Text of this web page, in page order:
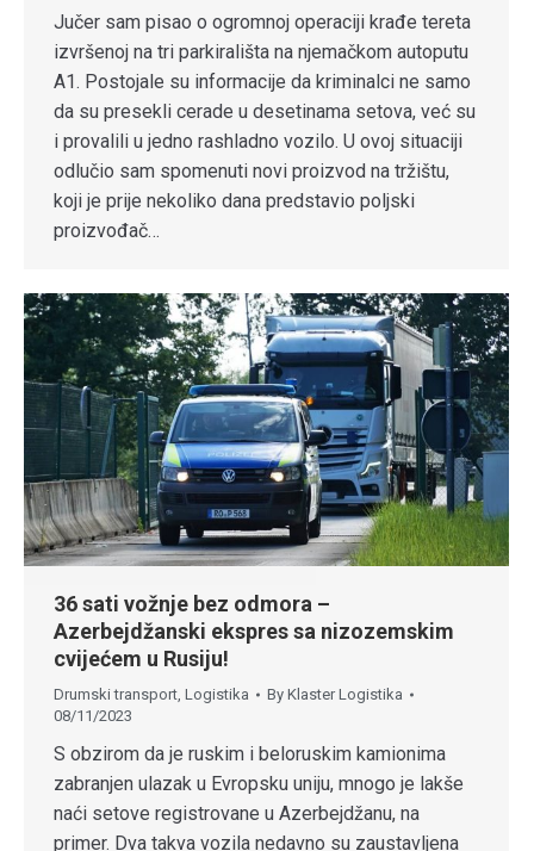
Jučer sam pisao o ogromnoj operaciji krađe tereta
izvršenoj na tri parkirališta na njemačkom autoputu
A1. Postojale su informacije da kriminalci ne samo
da su presekli cerade u desetinama setova, već su
i provalili u jedno rashladno vozilo. U ovoj situaciji
odlučio sam spomenuti novi proizvod na tržištu,
koji je prije nekoliko dana predstavio poljski
proizvođač…
36 sati vožnje bez odmora –
Azerbejdžanski ekspres sa nizozemskim
cvijećem u Rusiju!
Drumski transport, Logistika By Klaster Logistika
08/11/2023
S obzirom da je ruskim i beloruskim kamionima
zabranjen ulazak u Evropsku uniju, mnogo je lakše
naći setove registrovane u Azerbejdžanu, na
primer. Dva takva vozila nedavno su zaustavljena